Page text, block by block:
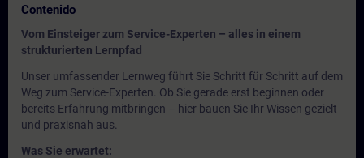
Contenido
Vom Einsteiger zum Service-Experten – alles in einem
strukturierten Lernpfad
Unser umfassender Lernweg führt Sie Schritt für Schritt auf dem
Weg zum Service-Experten. Ob Sie gerade erst beginnen oder
bereits Erfahrung mitbringen – hier bauen Sie Ihr Wissen gezielt
und praxisnah aus.
Was Sie erwartet: